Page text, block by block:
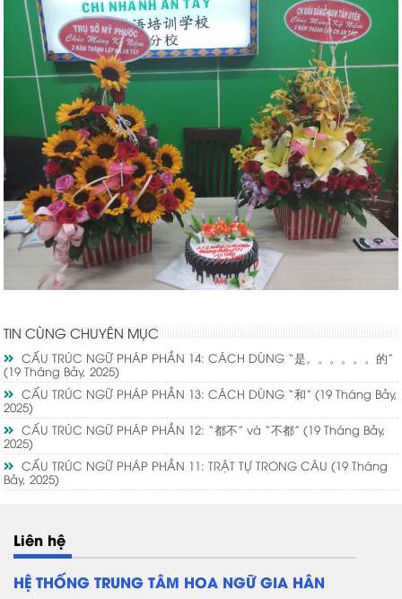
TIN CÙNG CHUYÊN MỤC
CẤU TRÚC NGỮ PHÁP PHẦN 14: CÁCH DÙNG “是。。。。。。的”
(19 Tháng Bảy, 2025)
CẤU TRÚC NGỮ PHÁP PHẦN 13: CÁCH DÙNG “和”(19 Tháng Bảy,
2025)
CẤU TRÚC NGỮ PHÁP PHẦN 12: “都不” và “不都”(19 Tháng Bảy,
2025)
CẤU TRÚC NGỮ PHÁP PHẦN 11: TRẬT TỰ TRONG CÂU(19 Tháng
Bảy, 2025)
Liên hệ
HỆ THỐNG TRUNG TÂM HOA NGỮ GIA HÂN